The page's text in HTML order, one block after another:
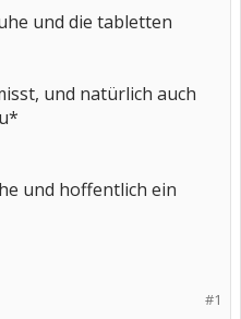
und die tabletten
und natürlich auch
und hoffentlich ein
#1